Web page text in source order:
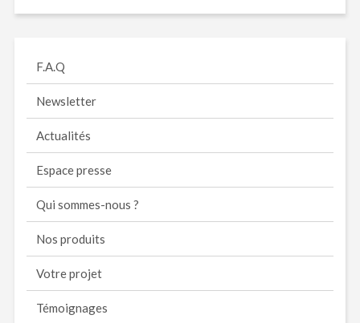
F.A.Q
Newsletter
Actualités
Espace presse
Qui sommes-nous ?
Nos produits
Votre projet
Témoignages